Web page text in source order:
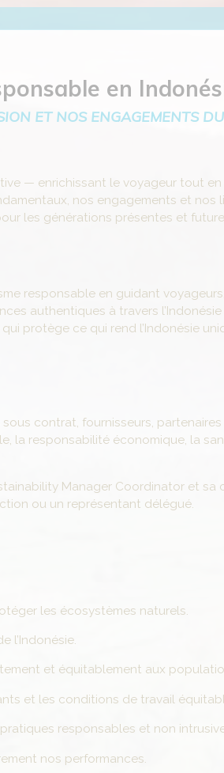
en
ET NOS ENGAGEMENTS
— enrichissant le voyageur tout
nos engagements et
les générations présentes et
responsable en guidant
authentiques à travers
protège ce qui rend l’Indonésie
contrat, fournisseurs,
la responsabilité économique, la
Manager Coordinator et sa
ou un représentant délégué.
les écosystèmes naturels.
l’Indonésie.
et équitablement aux
et les conditions de travail
responsables et non
nos performances.